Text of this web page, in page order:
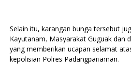
Selain itu, karangan bunga tersebut
Kayutanam, Masyarakat Guguak dan
yang memberikan ucapan selamat
kepolisian Polres Padangpariaman.